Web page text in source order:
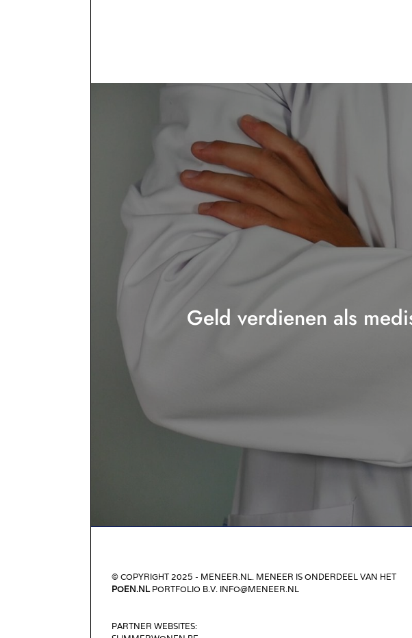
Geld verdienen als
© COPYRIGHT 2025 - MENEER.NL. MENEER IS ONDERDEEL VAN HET
POEN.NLPORTFOLIO B.V. INFO@MENEER.NL
PARTNER WEBSITES: